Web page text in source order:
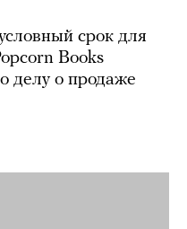
срок для
Books
делу о продаже